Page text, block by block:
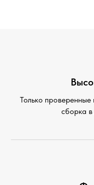
Только
сборка в